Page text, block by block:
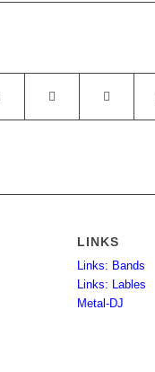
LINKS
Links: Bands
Links: Lables
Metal-DJ